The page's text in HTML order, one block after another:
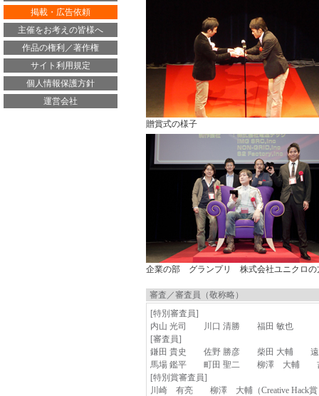
掲載・広告依頼
主催をお考えの皆様へ
作品の権利／著作権
サイト利用規定
個人情報保護方針
運営会社
贈賞式の様子
企業の部 グランプリ 株式会社ユニクロの
審査／審査員（敬称略）
[特別審査員]
内山 光司 川口 清勝 福田 敏也
[審査員]
鎌田 貴史 佐野 勝彦 柴田 大輔 遠
馬場 鑑平 町田 聖二 柳澤 大輔
[特別賞審査員]
川崎 有亮 柳澤 大輔（Creative Hack賞